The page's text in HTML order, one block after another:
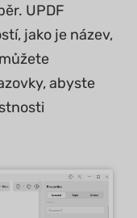
UPDF
jako je název,
abyste